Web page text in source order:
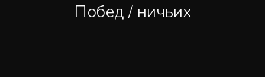
Побед / ничьих